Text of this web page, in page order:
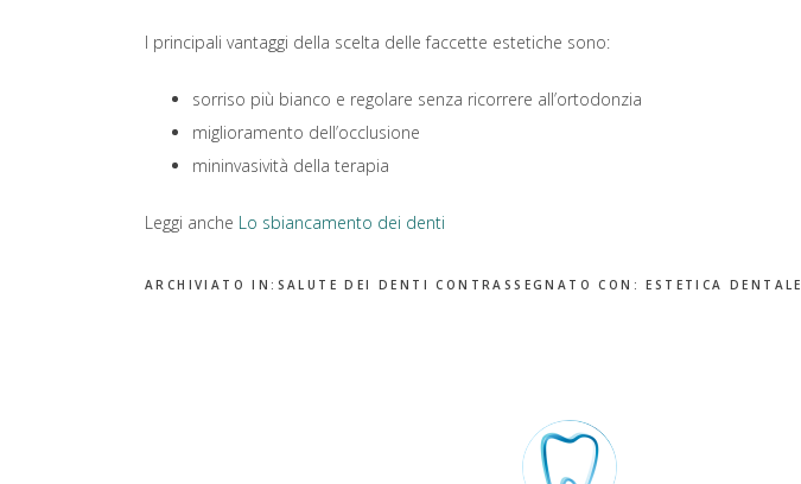
I principali vantaggi della scelta delle faccette estetiche sono:
sorriso più bianco e regolare senza ricorrere all’ortodonzia
miglioramento dell’occlusione
mininvasività della terapia
Leggi anche Lo sbiancamento dei denti
ARCHIVIATO IN: SALUTE DEI DENTI CONTRASSEGNATO CON:ESTETICA DENTALE